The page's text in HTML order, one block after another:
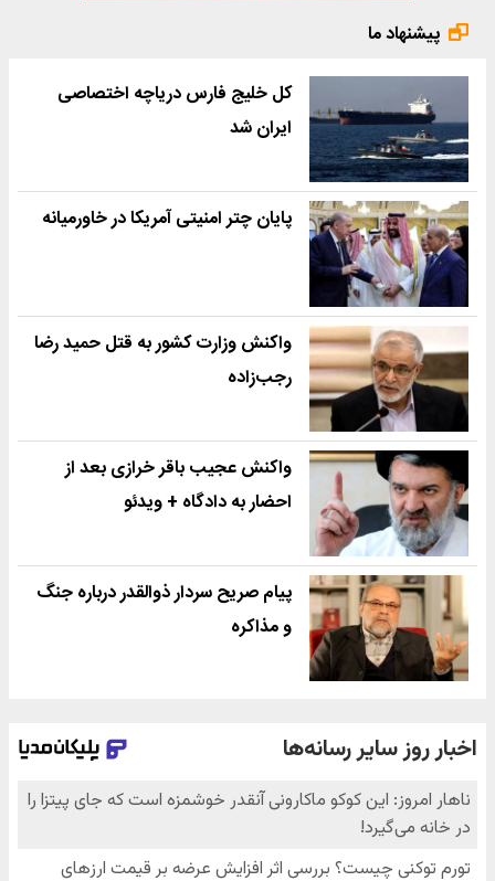
پیشنهاد ما
کل خلیج فارس دریاچه اختصاصی
ایران شد
پایان چتر امنیتی آمریکا در خاورمیانه
واکنش وزارت کشور به قتل حمید رضا
رجب‌زاده
واکنش عجیب باقر خرازی بعد از
احضار به دادگاه + ویدئو
پیام صریح سردار ذوالقدر درباره جنگ
و مذاکره